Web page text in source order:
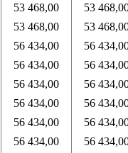
53 468,00
53
53 468,00
53
56 434,00
56
56 434,00
56
56 434,00
56
56 434,00
56
56 434,00
56
56 434,00
56